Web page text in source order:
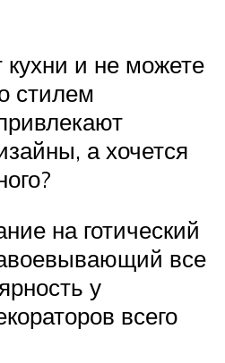
и не можете
стилем
а хочется
на готический
все
у
всего